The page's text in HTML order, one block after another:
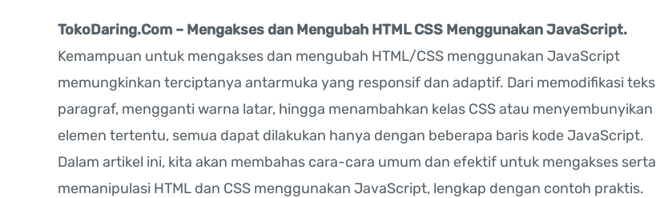
TokoDaring.Com – Mengakses dan Mengubah HTML CSS Menggunakan JavaScript.
Kemampuan untuk mengakses dan mengubah HTML/CSS menggunakan JavaScript
memungkinkan terciptanya antarmuka yang responsif dan adaptif. Dari memodifikasi teks
paragraf, mengganti warna latar, hingga menambahkan kelas CSS atau menyembunyikan
elemen tertentu, semua dapat dilakukan hanya dengan beberapa baris kode JavaScript.
Dalam artikel ini, kita akan membahas cara-cara umum dan efektif untuk mengakses serta
memanipulasi HTML dan CSS menggunakan JavaScript, lengkap dengan contoh praktis.